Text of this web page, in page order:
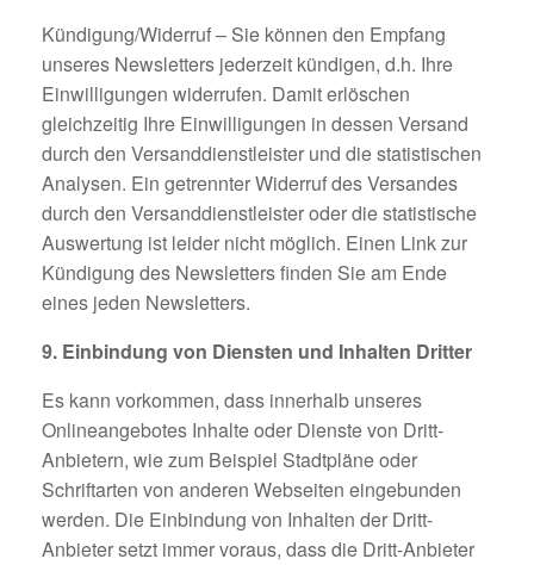
Kündigung/Widerruf – Sie können den Empfang
unseres Newsletters jederzeit kündigen, d.h. Ihre
Einwilligungen widerrufen. Damit erlöschen
gleichzeitig Ihre Einwilligungen in dessen Versand
durch den Versanddienstleister und die statistischen
Analysen. Ein getrennter Widerruf des Versandes
durch den Versanddienstleister oder die statistische
Auswertung ist leider nicht möglich. Einen Link zur
Kündigung des Newsletters finden Sie am Ende
eines jeden Newsletters.
9. Einbindung von Diensten und Inhalten Dritter
Es kann vorkommen, dass innerhalb unseres
Onlineangebotes Inhalte oder Dienste von Dritt-
Anbietern, wie zum Beispiel Stadtpläne oder
Schriftarten von anderen Webseiten eingebunden
werden. Die Einbindung von Inhalten der Dritt-
Anbieter setzt immer voraus, dass die Dritt-Anbieter